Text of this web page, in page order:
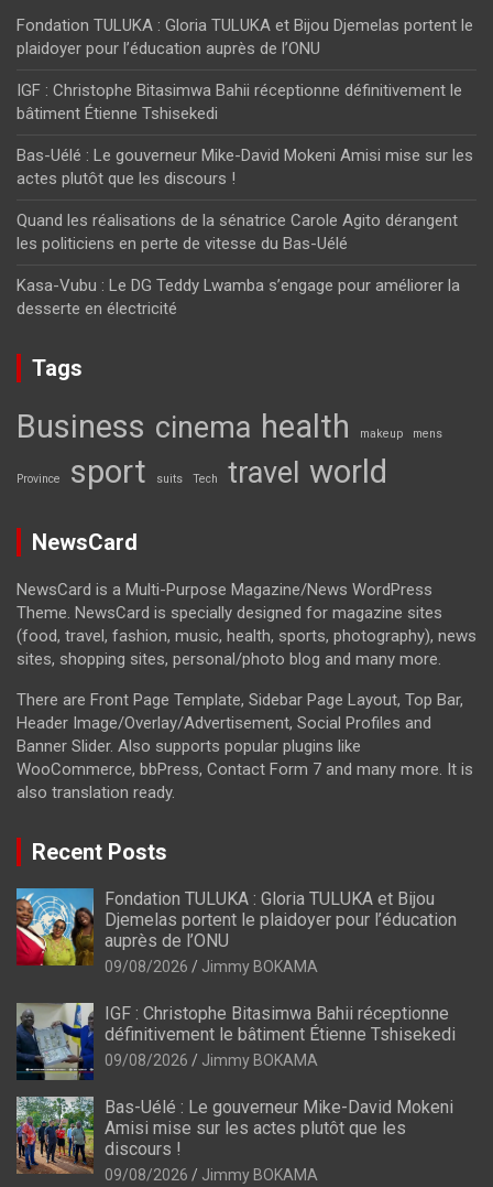
Fondation TULUKA : Gloria TULUKA et Bijou Djemelas portent le
plaidoyer pour l’éducation auprès de l’ONU
IGF : Christophe Bitasimwa Bahii réceptionne définitivement le
bâtiment Étienne Tshisekedi
Bas-Uélé : Le gouverneur Mike-David Mokeni Amisi mise sur les
actes plutôt que les discours !
Quand les réalisations de la sénatrice Carole Agito dérangent
les politiciens en perte de vitesse du Bas-Uélé
Kasa-Vubu : Le DG Teddy Lwamba s’engage pour améliorer la
desserte en électricité
Tags
Business cinema health makeup mens
Province sport suits Tech travel world
NewsCard
NewsCard is a Multi-Purpose Magazine/News WordPress
Theme. NewsCard is specially designed for magazine sites
(food, travel, fashion, music, health, sports, photography), news
sites, shopping sites, personal/photo blog and many more.
There are Front Page Template, Sidebar Page Layout, Top Bar,
Header Image/Overlay/Advertisement, Social Profiles and
Banner Slider. Also supports popular plugins like
WooCommerce, bbPress, Contact Form 7 and many more. It is
also translation ready.
Recent Posts
Fondation TULUKA : Gloria TULUKA et Bijou
Djemelas portent le plaidoyer pour l’éducation
auprès de l’ONU
09/08/2026 Jimmy BOKAMA
IGF : Christophe Bitasimwa Bahii réceptionne
définitivement le bâtiment Étienne Tshisekedi
09/08/2026 Jimmy BOKAMA
Bas-Uélé : Le gouverneur Mike-David Mokeni
Amisi mise sur les actes plutôt que les
discours !
09/08/2026 Jimmy BOKAMA